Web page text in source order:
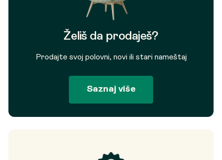
Želiš da prodaješ?
Prodajte svoj polovni, novi ili stari nameštaj
Saznaj više